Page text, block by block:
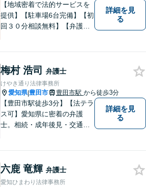
【地域密着で法的サービスを
提供】【駐車場6台完備】【初
回３０分相談無料】【弁護士3
のお困りごとを迅速に解決い
たします。
詳細を見
る
梅村 浩司 弁護士
けやき通り法律事務所
愛知県|豊田市 豊田市駅 から徒歩3分
【豊田市駅徒歩3分】【法テラ
ス可】愛知県に密着の弁護
士。相続・成年後見・交通事
談ください。【駐車場あり】
詳細を見
る
六鹿 竜輝 弁護士
愛知ひまわり法律事務所